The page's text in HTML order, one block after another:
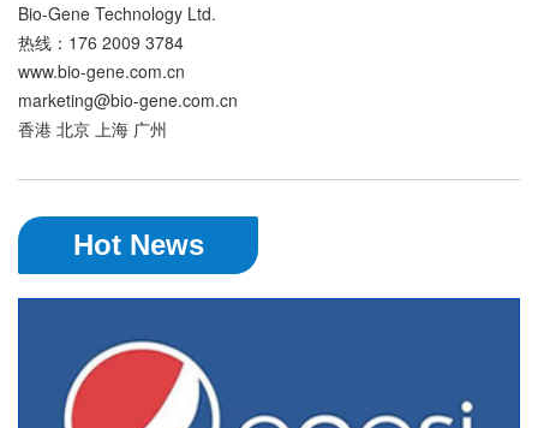
Bio-Gene Technology Ltd.
热线：176 2009 3784
www.bio-gene.com.cn
marketing@bio-gene.com.cn
香港 北京 上海 广州
Hot News